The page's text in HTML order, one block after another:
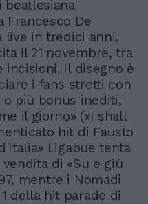
beatlesiana
Francesco De
live in tredici anni,
il 21 novembre, tra
incisioni. Il disegno è
i fans stretti con
più bonus inediti,
il giorno» («I shall
hit di Fausto
Ligabue tenta
di «Su e giù
mentre i Nomadi
della hit parade di